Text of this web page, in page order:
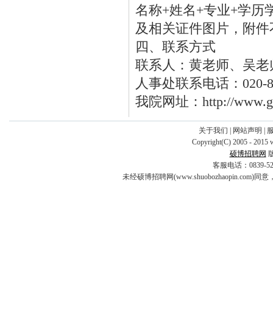
名称+姓名+专业+学历
及相关证件图片，附
四、联系方式
联系人：黄老师、吴老
人事处联系电话：020-
我院网址：http://
关于我们 网站声明
Copyright(C) 2005 - 2015
硕博招聘网
客服电话：0839-
未经硕博招聘网(www.shuobozhaopin.com)同